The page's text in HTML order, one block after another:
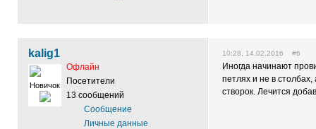
kalig1
Новичок
Офлайн
Посетители
13 сообщений
Сообщение
Личные данные
10:28, 14.02.2016 #6
Иногда начинают
петлях и не в столбах,
створок. Лечится